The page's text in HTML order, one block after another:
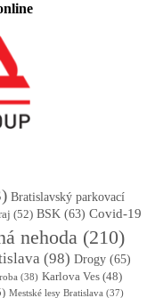
Bratislavský parkovací
(52) BSK (63) Covid-19
nehoda (210)
(98) Drogy (65)
(38) Karlova Ves (48)
Mestské lesy Bratislava (37)